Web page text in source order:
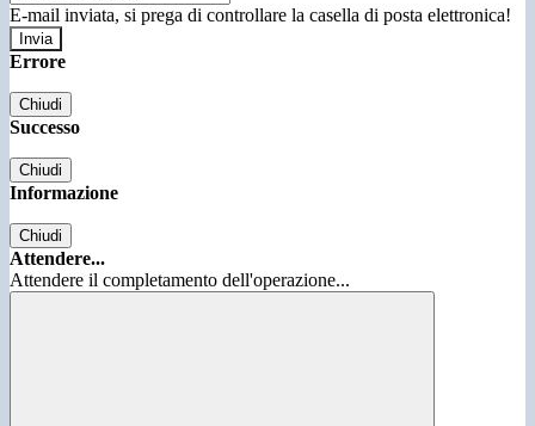
E-mail inviata, si prega di controllare la casella di posta elettronica!
Errore
Chiudi
Successo
Chiudi
Informazione
Chiudi
Attendere...
Attendere il completamento dell'operazione...